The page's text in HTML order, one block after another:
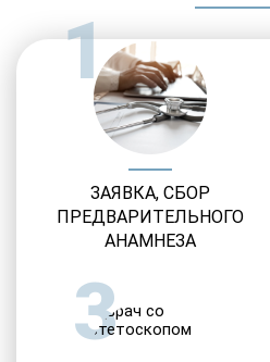
1
ЗАЯВКА, СБОР
ПРЕДВАРИТЕЛЬНОГО
АНАМНЕЗА
3